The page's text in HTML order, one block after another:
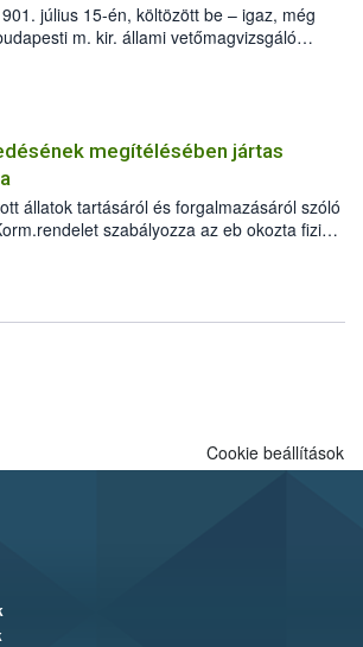
július 15-én, költözött be – igaz, még
m. kir. állami vetőmagvizsgáló
utca 15. szám alatti, Czigler Győző által
megítélésében jártas
állatok tartásáról és forgalmazásáról szóló
szabályozza az eb okozta fizikai
veszélye keletkezésekor felmerülő
valamint a veszélyes eb tartását és annak
megítélésében jártas szakértőt.
Cookie beállítások